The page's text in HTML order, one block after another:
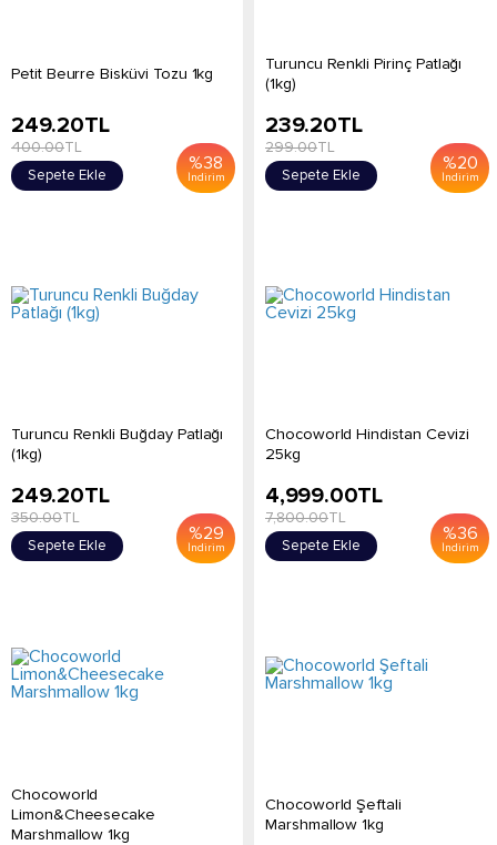
Petit Beurre Bisküvi Tozu 1kg
%38
İndirim
249.20TL
400.00TL
Sepete Ekle
Turuncu Renkli Pirinç Patlağı
(1kg)
%20
İndirim
239.20TL
299.00TL
Sepete Ekle
Turuncu Renkli Buğday Patlağı
(1kg)
%29
İndirim
249.20TL
350.00TL
Sepete Ekle
Chocoworld Hindistan Cevizi
25kg
%36
İndirim
4,999.00TL
7,800.00TL
Sepete Ekle
Chocoworld
Limon&Cheesecake
Marshmallow 1kg
Chocoworld Şeftali
Marshmallow 1kg